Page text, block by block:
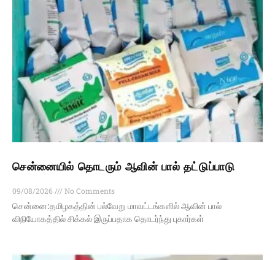
சென்னையில் தொடரும் ஆவின் பால் தட்டுப்பாடு
09/08/2026
No Comments
சென்னை:தமிழகத்தின் பல்வேறு மாவட்டங்களில் ஆவின் பால்
விநியோகத்தில் சிக்கல் இருப்பதாக தொடர்ந்து புகார்கள்